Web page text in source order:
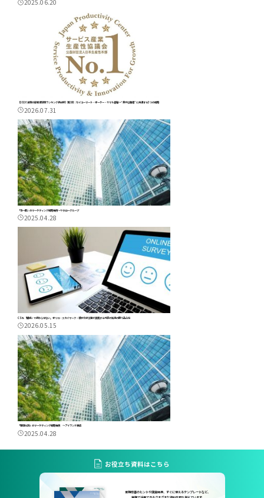
2025.06.20
【2026年度の顧客満足度ランキング最前線】第2回：セイコーマート・オーケー・ヤマト運輸～“意外な勝者”に共通する3つの戦略
2026.07.31
「治一郎」のマーケティング戦略事例～ヤタローグループ
2025.04.28
CSを「構想」で終わらせない。オリコ・スカイマーク・積水化学工業が実践する外部の知見の取り込み方
2026.05.15
「銘店伝説」のマーケティング戦略事例 ～アイランド食品
2025.04.28
お役立ち資料はこちら
業務改善のヒントや調査結果、すぐに使えるテンプレートなど、